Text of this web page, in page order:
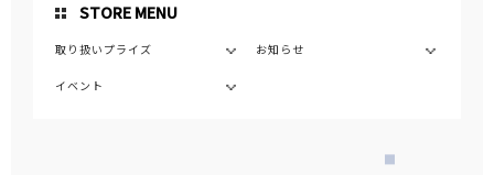
STORE MENU
取り扱いプライズ お知らせ
イベント